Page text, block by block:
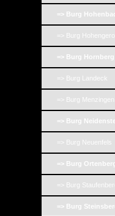
=> Burg
=> Burg
=> Burg Hornberg
=> Burg Landeck
=> Burg Menzingen
=> Burg
=> Burg Neuenfels
=> Burg
=> Burg
=> Burg